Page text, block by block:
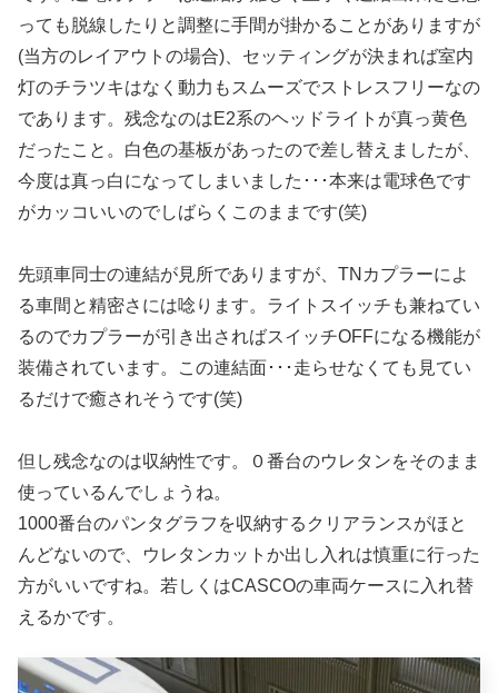
っても脱線したりと調整に手間が掛かることがありますが
(当方のレイアウトの場合)、セッティングが決まれば室内
灯のチラツキはなく動力もスムーズでストレスフリーなの
であります。残念なのはE2系のヘッドライトが真っ黄色
だったこと。白色の基板があったので差し替えましたが、
今度は真っ白になってしまいました･･･本来は電球色です
がカッコいいのでしばらくこのままです(笑)
先頭車同士の連結が見所でありますが、TNカプラーによ
る車間と精密さには唸ります。ライトスイッチも兼ねてい
るのでカプラーが引き出さればスイッチOFFになる機能が
装備されています。この連結面･･･走らせなくても見てい
るだけで癒されそうです(笑)
但し残念なのは収納性です。０番台のウレタンをそのまま
使っているんでしょうね。
1000番台のパンタグラフを収納するクリアランスがほと
んどないので、ウレタンカットか出し入れは慎重に行った
方がいいですね。若しくはCASCOの車両ケースに入れ替
えるかです。